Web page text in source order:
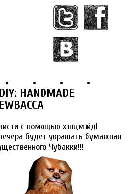
DIY: HANDMADE
с помощью хэндмэйд!
будет украшать бумажная
Чубакки!!!